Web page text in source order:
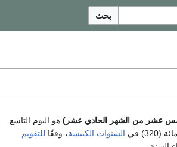
بحث
هو اليوم التاسع
السنوات الكبيسة، وفقًا للتقويم